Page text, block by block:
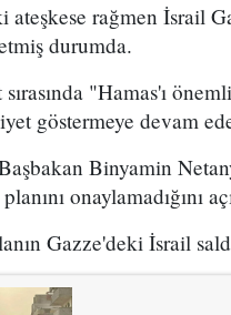
ateşkese rağmen İsrail
durumda.
"Hamas'ı
göstermeye devam
Binyamin
onaylamadığını
Gazze'deki İsrail